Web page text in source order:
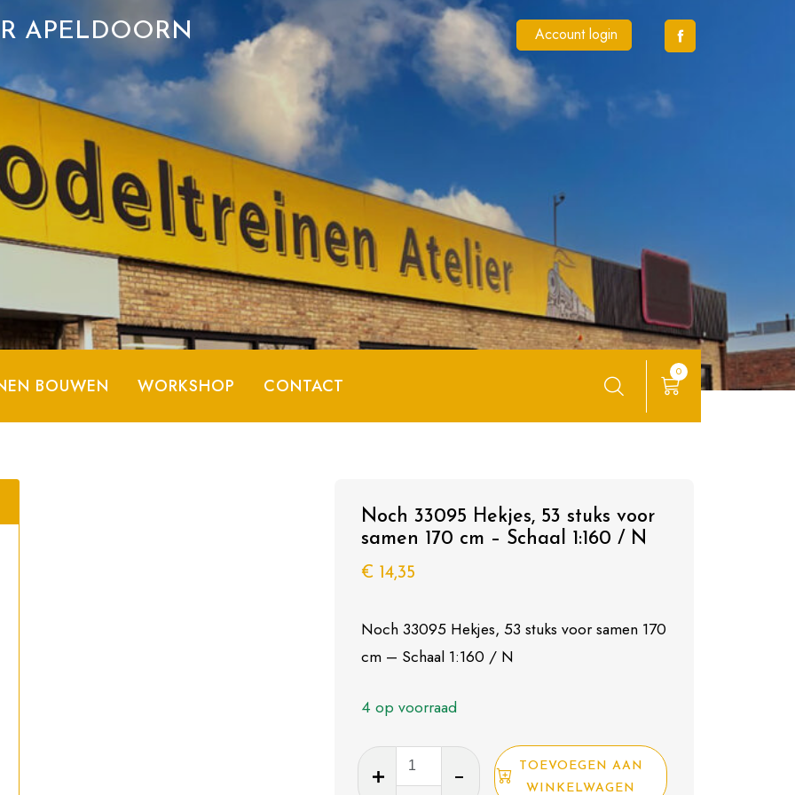
APELDOORN Account login
BOUWEN WORKSHOP CONTACT
0
Noch 33095 Hekjes, 53 stuks voor
samen 170 cm – Schaal 1:160 / N
€ 14,35
Noch 33095 Hekjes, 53 stuks voor samen 170
cm – Schaal 1:160 / N
4 op voorraad
Noch
33095
TOEVOEGEN AAN
WINKELWAGEN